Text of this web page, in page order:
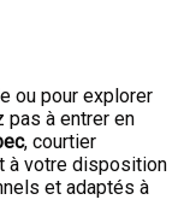
ou pour explorer
à entrer en
, courtier
à votre disposition
et adaptés à